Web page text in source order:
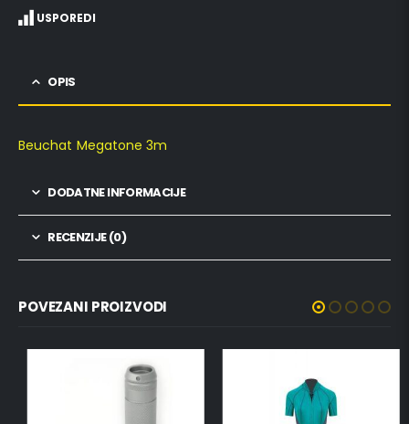
USPOREDI
OPIS
Beuchat Megatone 3m
DODATNE INFORMACIJE
RECENZIJE (0)
POVEZANI PROIZVODI